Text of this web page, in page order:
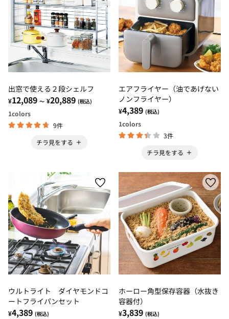
出窓で使える２段シェルフ
¥12,089 ～ ¥20,889 (税込)
1colors
9件
チラ見をする
エアフライヤー（油であげない
ノンフライヤー）
¥4,389 (税込)
1colors
3件
チラ見をする
ウルトライト ダイヤモンドコ
ートフライパンセット
¥4,389 (税込)
ホーロー角型保存容器（水抜き
容器付）
¥3,839 (税込)